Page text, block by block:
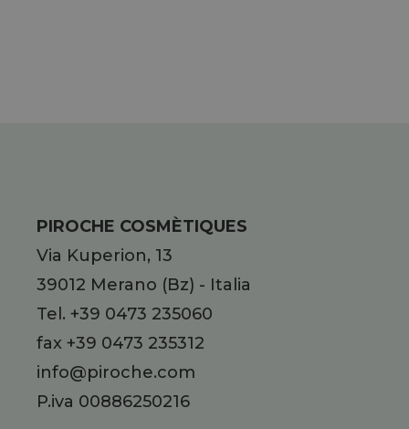
PIROCHE COSMÈTIQUES
Via Kuperion, 13
39012 Merano (Bz) - Italia
Tel.+39 0473 235060
fax +39 0473 235312
info@piroche.com
P.iva 00886250216